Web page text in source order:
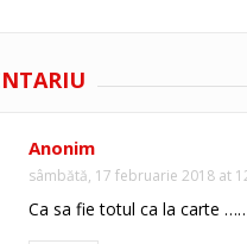
Anonim
sâmbătă, 17 februarie 2018 at
Ca sa fie totul ca la carte